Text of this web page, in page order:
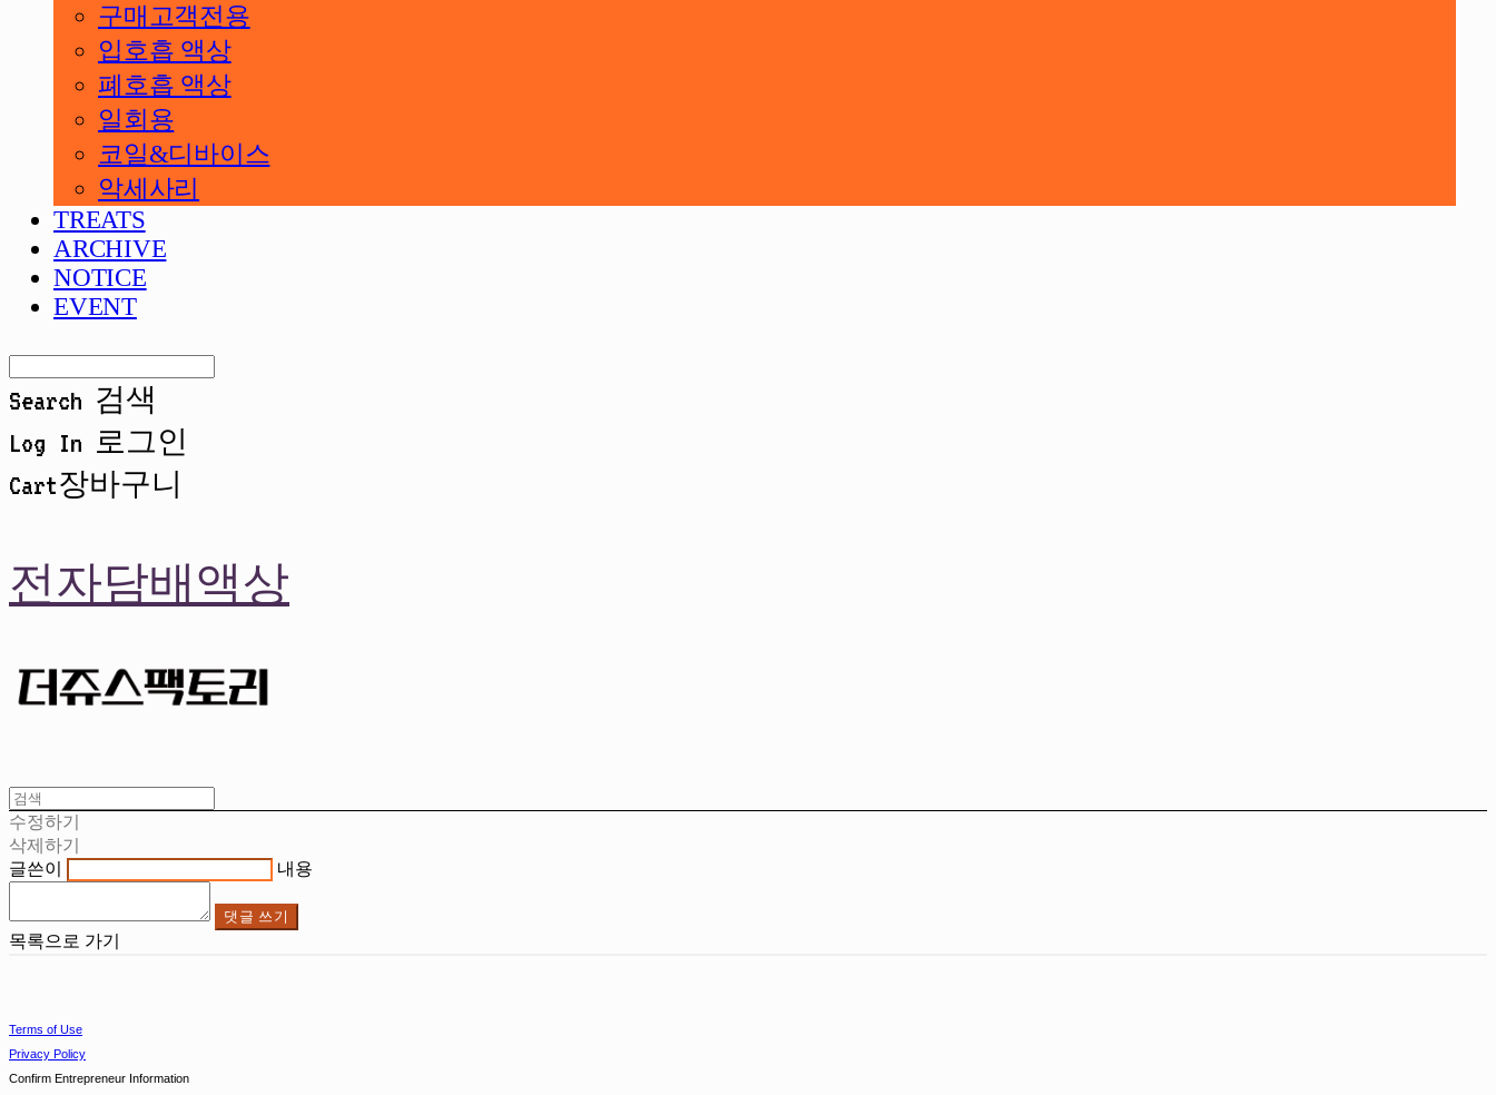
구매고객전용
입호흡 액상
폐호흡 액상
일회용
코일&디바이스
악세사리
TREATS
ARCHIVE
NOTICE
EVENT
Search 검색
Log In 로그인
Cart장바구니
전자담배액상
수정하기
삭제하기
글쓴이
내용
댓글 쓰기
목록으로 가기
Terms of Use
Privacy Policy
Confirm Entrepreneur Information